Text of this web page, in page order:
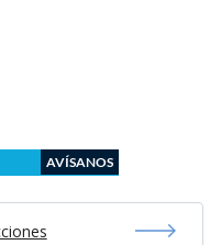
AVÍSANOS